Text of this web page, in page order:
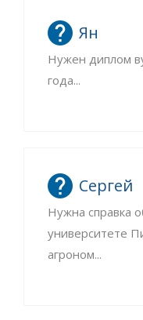
Ян
Нужен диплом
года...
Сергей
Нужна справка
университете
агроном...